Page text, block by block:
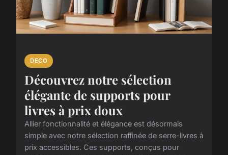
DECO
Découvrez notre sélection
élégante de supports pour
livres à prix doux
Allier fonctionnalité et élégance est désormais
simple avec notre sélection raffinée de serre-livres à
prix accessibles. Ces supports, conçus pour